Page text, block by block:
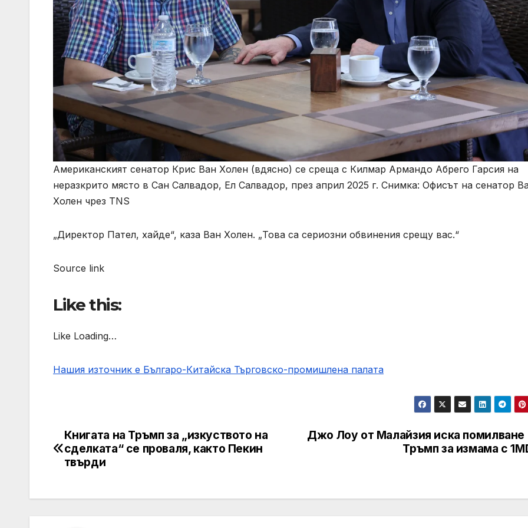
Американският сенатор Крис Ван Холен (вдясно) се среща с Килмар Армандо Абрего Гарсия на
неразкрито място в Сан Салвадор, Ел Салвадор, през април 2025 г. Снимка: Офисът на сенатор
Холен чрез TNS
„Директор Пател, хайде“, каза Ван Холен. „Това са сериозни обвинения срещу вас.“
Source link
Like this:
Like Loading…
Нашия източник е Българо-Китайска Търговско-промишлена палaта
Post
navigation
Джо Лоу от Малайзия иска помилване
Тръмп за измама с
Книгата на Тръмп за „изкуството на
сделката“ се проваля, както Пекин
твърди